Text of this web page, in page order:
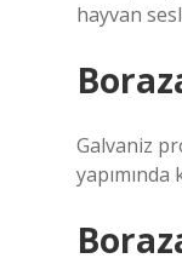
hayvan
Galvaniz